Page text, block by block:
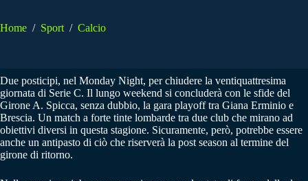
Home / Sport / Calcio
Due posticipi, nel Monday Night, per chiudere la ventiquattresima
giornata di Serie C. Il lungo weekend si concluderà con le sfide del
Girone A. Spicca, senza dubbio, la gara playoff tra Giana Erminio e
Brescia. Un match a forte tinte lombarde tra due club che mirano ad
obiettivi diversi in questa stagione. Sicuramente, però, potrebbe essere
anche un antipasto di ciò che riserverà la post season al termine del
girone di ritorno.